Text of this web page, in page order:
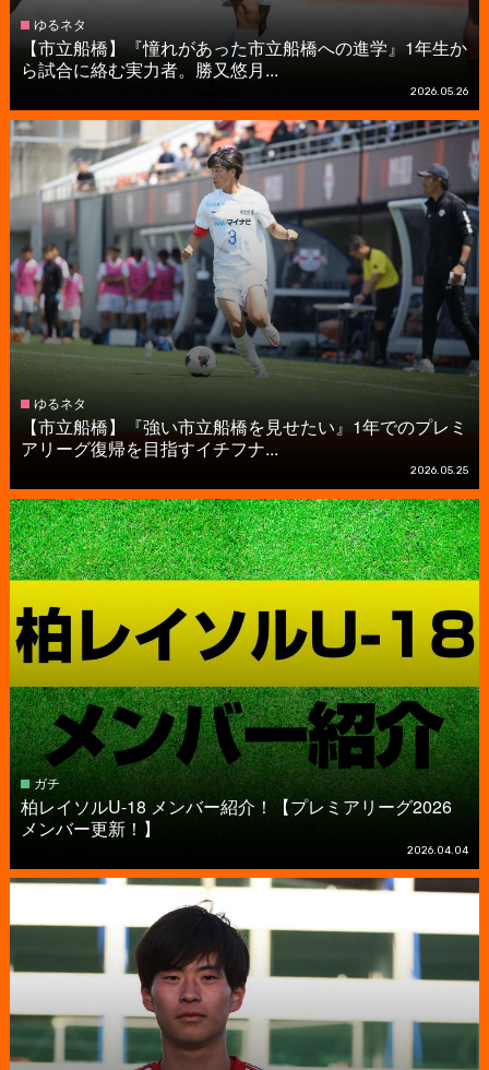
ゆるネタ
【市立船橋】『憧れがあった市立船橋への進学』1年生か
ら試合に絡む実力者。勝又悠月...
2026.05.26
ゆるネタ
【市立船橋】『強い市立船橋を見せたい』1年でのプレミ
アリーグ復帰を目指すイチフナ...
2026.05.25
ガチ
柏レイソルU-18 メンバー紹介！【プレミアリーグ2026
メンバー更新！】
2026.04.04